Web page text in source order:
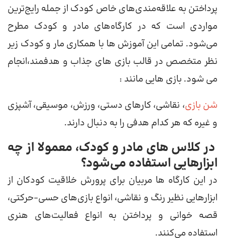
پرداختن به علاقه‌مندی‌های خاص کودک از جمله رایج‌ترین
مواردی است که در کارگاه‌های مادر و کودک مطرح
می‌شود. تمامی این آموزش ها با همکاری مار و کودک زیر
نظر متخصص در قالب بازی های جذاب و هدفمند،انجام
می شود. بازی هایی مانند :
شن بازی، نقاشی، کارهای دستی، ورزش، موسیقی، آشپزی
و غیره که هر کدام هدفی را به دنبال دارند.
در کلاس های مادر و کودک، معمولا از چه
ابزارهایی استفاده می‌شود؟
در این کارگاه ها مربیان برای پرورش خلاقیت کودکان از
ابزارهایی نظیر رنگ و نقاشی، انواع بازی‌های حسی-حرکتی،
قصه خوانی و پرداختن به انواع فعالیت‌های هنری
استفاده می‌کنند.